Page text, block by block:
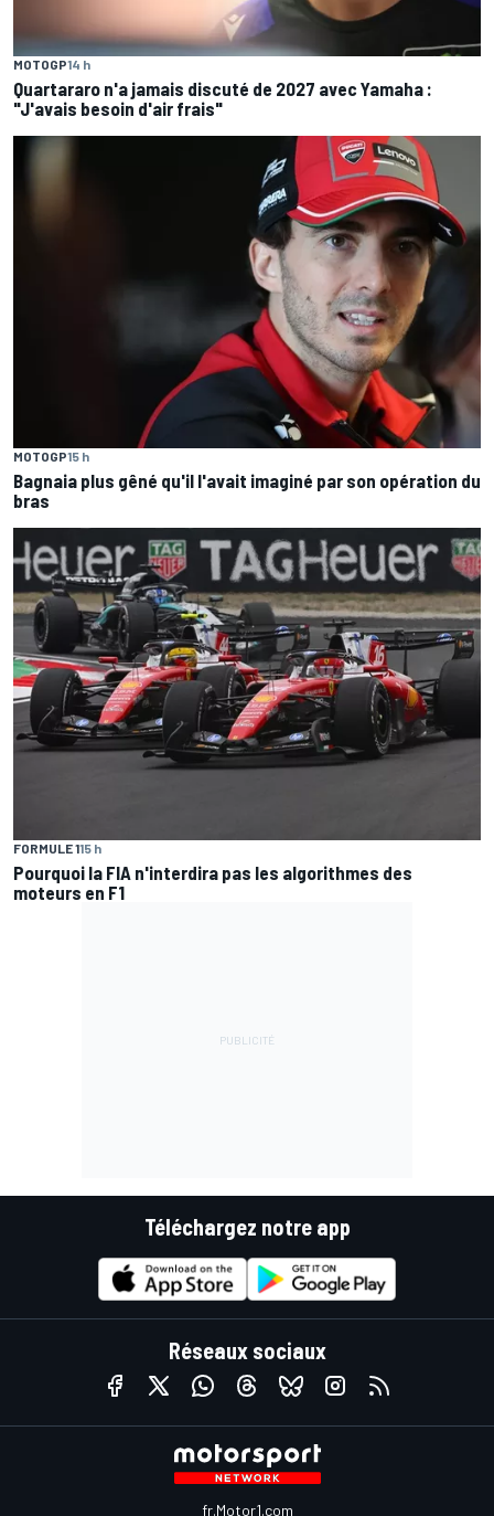
MOTOGP14 h
Quartararo n'a jamais discuté de 2027 avec Yamaha :
"J'avais besoin d'air frais"
MOTOGP15 h
Bagnaia plus gêné qu'il l'avait imaginé par son opération du
bras
FORMULE 115 h
Pourquoi la FIA n'interdira pas les algorithmes des
moteurs en F1
Téléchargez notre app
Réseaux sociaux
fr.Motor1.com